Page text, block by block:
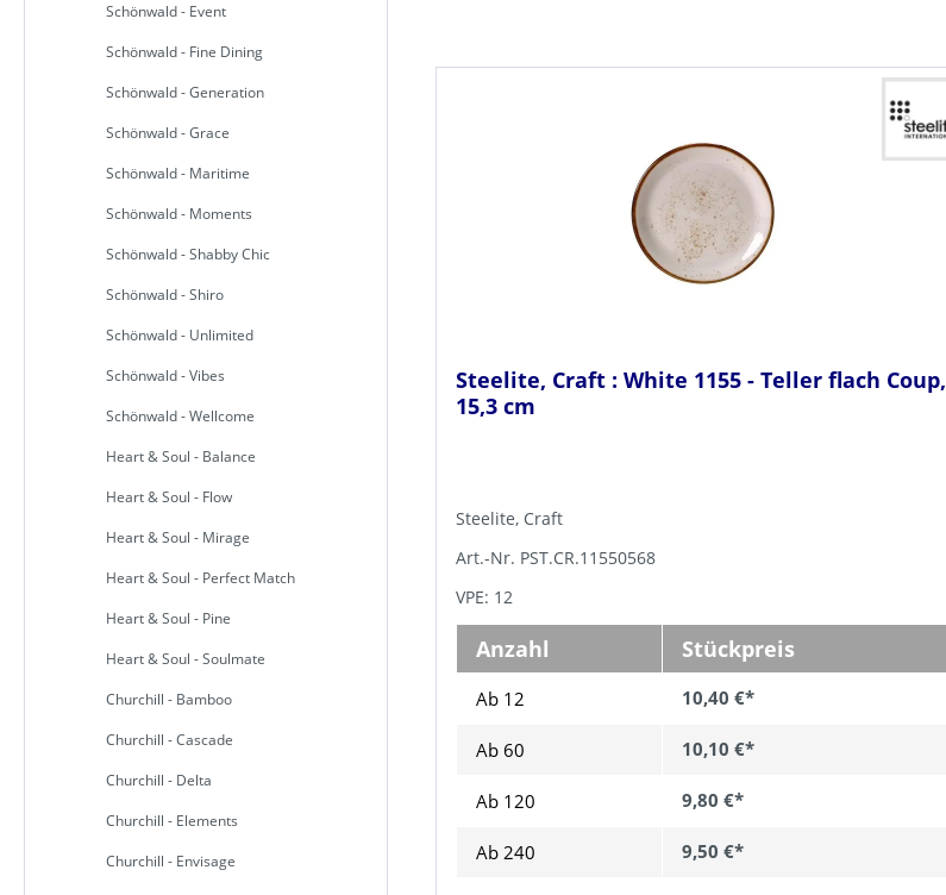
Schönwald - Event
Schönwald - Fine Dining
Schönwald - Generation
Schönwald - Grace
Schönwald - Maritime
Schönwald - Moments
Schönwald - Shabby Chic
Schönwald - Shiro
Schönwald - Unlimited
Schönwald - Vibes
Schönwald - Wellcome
Heart & Soul - Balance
Heart & Soul - Flow
Heart & Soul - Mirage
Heart & Soul - Perfect Match
Heart & Soul - Pine
Heart & Soul - Soulmate
Churchill - Bamboo
Churchill - Cascade
Churchill - Delta
Churchill - Elements
Churchill - Envisage
Steelite, Craft : White 1155 - Teller flach Coup,
15,3 cm
Steelite, Craft
Art.-Nr. PST.CR.11550568
VPE: 12
Anzahl Stückpreis
Ab 12 10,40 €*
Ab 60 10,10 €*
Ab 120 9,80 €*
Ab 240 9,50 €*